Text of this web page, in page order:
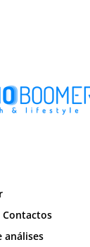
Contactos
análises